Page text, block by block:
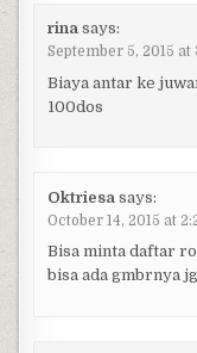
rina says:
September 5, 2015 at
Biaya antar ke
100dos
Oktriesa says:
October 14, 2015 at
Bisa minta daftar
bisa ada gmbrnya